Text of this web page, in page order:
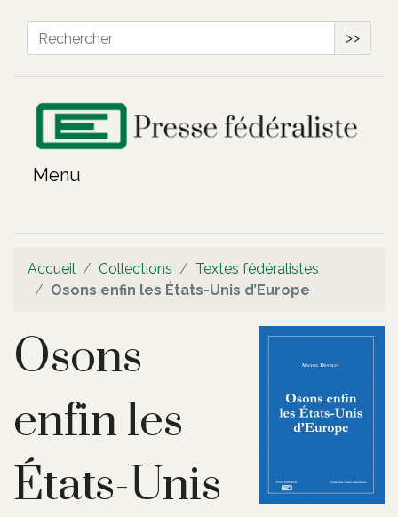
>>
Accueil Collections
Textes fédéralistes
Osons enfin les États-Unis d’Europe
Osons
enfin les
États-Unis